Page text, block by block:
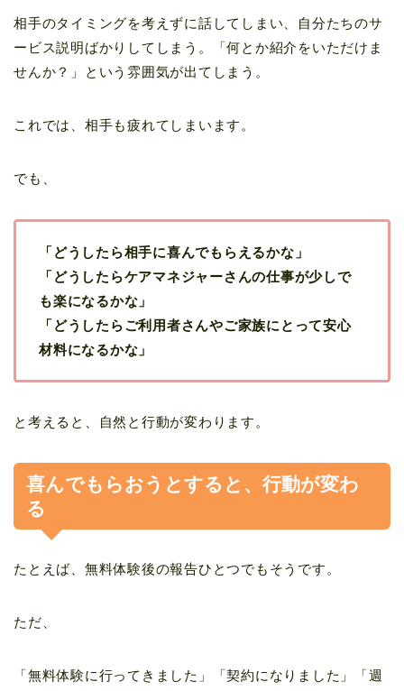
相手のタイミングを考えずに話してしまい、自分たちのサ
ービス説明ばかりしてしまう。「何とか紹介をいただけま
せんか？」という雰囲気が出てしまう。
これでは、相手も疲れてしまいます。
でも、
「どうしたら相手に喜んでもらえるかな」
「どうしたらケアマネジャーさんの仕事が少しで
も楽になるかな」
「どうしたらご利用者さんやご家族にとって安心
材料になるかな」
と考えると、自然と行動が変わります。
喜んでもらおうとすると、行動が変わ
る
たとえば、無料体験後の報告ひとつでもそうです。
ただ、
「無料体験に行ってきました」「契約になりました」「週